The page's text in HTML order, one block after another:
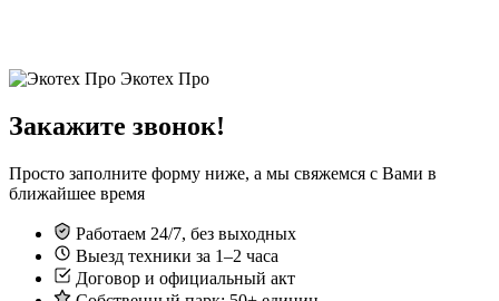
Экотех Про
Закажите звонок!
Просто заполните форму ниже, а мы свяжемся с Вами в
ближайшее время
Работаем 24/7, без выходных
Выезд техники за 1–2 часа
Договор и официальный акт